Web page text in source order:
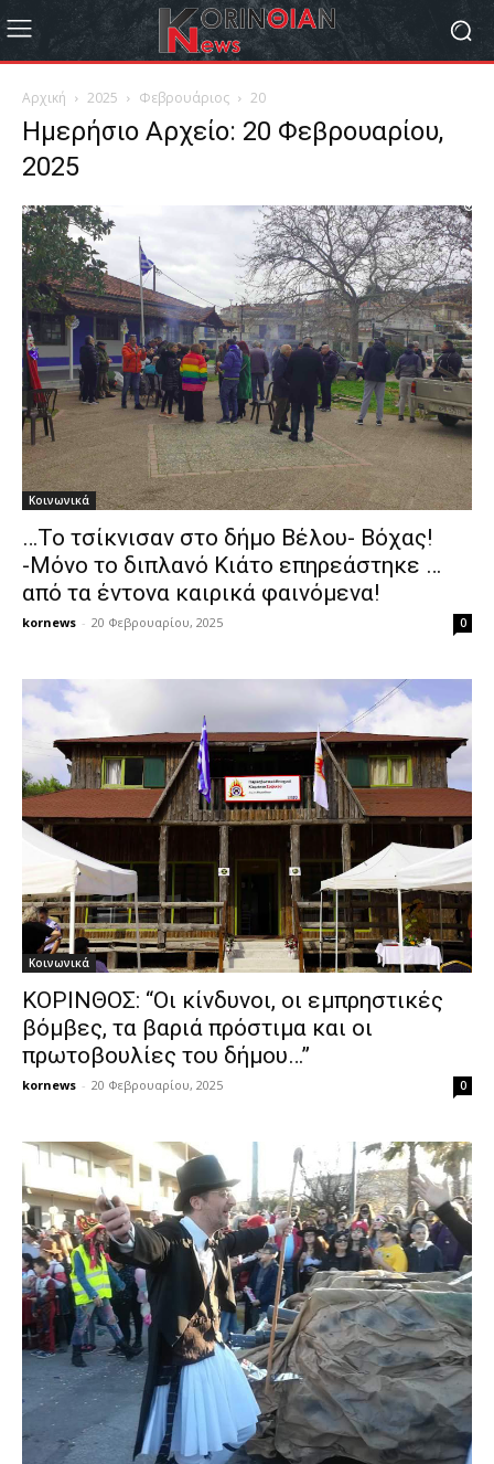
Αρχική 2025 Φεβρουάριος 20
Ημερήσιο Αρχείο: 20 Φεβρουαρίου,
2025
Κοινωνικά
…Το τσίκνισαν στο δήμο Βέλου- Βόχας!
-Μόνο το διπλανό Κιάτο επηρεάστηκε …
από τα έντονα καιρικά φαινόμενα!
kornews - 20 Φεβρουαρίου, 2025 0
Κοινωνικά
ΚΟΡΙΝΘΟΣ: “Οι κίνδυνοι, οι εμπρηστικές
βόμβες, τα βαριά πρόστιμα και οι
πρωτοβουλίες του δήμου…”
kornews - 20 Φεβρουαρίου, 2025 0